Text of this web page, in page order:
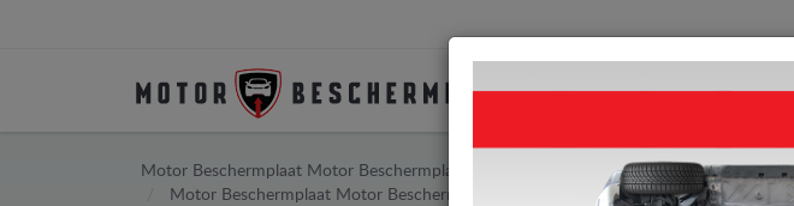
BESCHERMPLAAT HOME
Motor Beschermplaat Motor Beschermplaat Mercedes
Motor Beschermplaat Motor Beschermplaat Mercedes V-Classe